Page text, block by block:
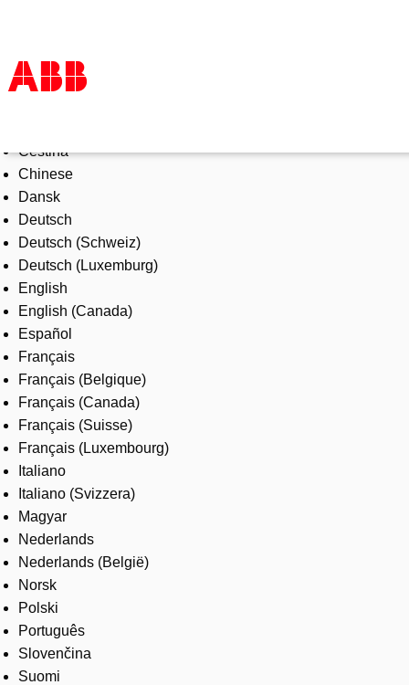
Products & Solutions
Industries
Services
About us
Where to buy
Contact us
Careers
Čeština
Chinese
Dansk
Deutsch
Deutsch (Schweiz)
Deutsch (Luxemburg)
English
English (Canada)
Español
Français
Français (Belgique)
Français (Canada)
Français (Suisse)
Français (Luxembourg)
Italiano
Italiano (Svizzera)
Magyar
Nederlands
Nederlands (België)
Norsk
Polski
Português
Slovenčina
Suomi